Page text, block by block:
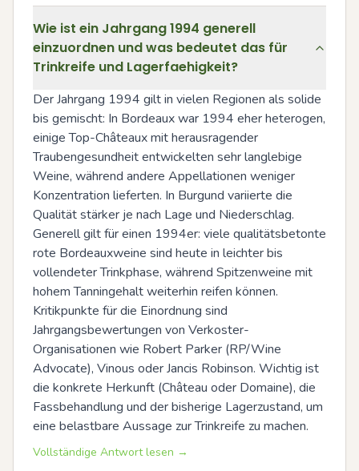
Wie ist ein Jahrgang 1994 generell
einzuordnen und was bedeutet das für
Trinkreife und Lagerfaehigkeit?
Der Jahrgang 1994 gilt in vielen Regionen als solide
bis gemischt: In Bordeaux war 1994 eher heterogen,
einige Top-Châteaux mit herausragender
Traubengesundheit entwickelten sehr langlebige
Weine, während andere Appellationen weniger
Konzentration lieferten. In Burgund variierte die
Qualität stärker je nach Lage und Niederschlag.
Generell gilt für einen 1994er: viele qualitätsbetonte
rote Bordeauxweine sind heute in leichter bis
vollendeter Trinkphase, während Spitzenweine mit
hohem Tanningehalt weiterhin reifen können.
Kritikpunkte für die Einordnung sind
Jahrgangsbewertungen von Verkoster-
Organisationen wie Robert Parker (RP/Wine
Advocate), Vinous oder Jancis Robinson. Wichtig ist
die konkrete Herkunft (Château oder Domaine), die
Fassbehandlung und der bisherige Lagerzustand, um
eine belastbare Aussage zur Trinkreife zu machen.
Vollständige Antwort lesen →